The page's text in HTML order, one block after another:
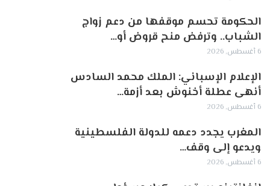
الحكومة تحسم موقفها من دعم زواج
الشباب.. وترفض منح قروض أو…
6 أغسطس, 2026
الإعلام الإسباني: الملك محمد السادس
أنهى عطلة أخنوش بعد أزمة…
6 أغسطس, 2026
المغرب يجدد دعمه للدولة الفلسطينية
ويدعو إلى وقف…
6 أغسطس, 2026